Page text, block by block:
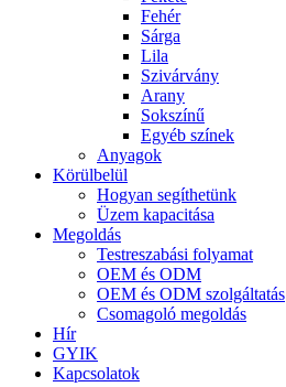
Fehér
Sárga
Lila
Szivárvány
Arany
Sokszínű
Egyéb színek
Anyagok
Körülbelül
Hogyan segíthetünk
Üzem kapacitása
Megoldás
Testreszabási folyamat
OEM és ODM
OEM és ODM szolgáltatás
Csomagoló megoldás
Hír
GYIK
Kapcsolatok